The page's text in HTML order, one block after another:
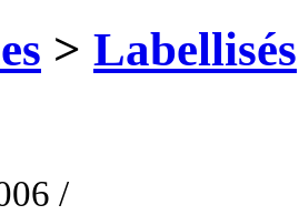
> Labellisés
/